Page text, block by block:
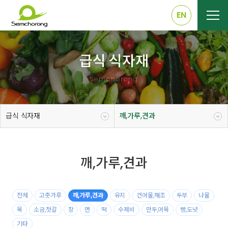
EN
급식 식자재
Semchorong
급식 식자재 깨,가루,견과
깨,가루,견과
전체 고춧가루 깨,가루,견과 유지 건어물,해조 두부
나물
묵
소금,젓갈 장 면 떡 수제비 만두,어묵
빵,도넛
기타